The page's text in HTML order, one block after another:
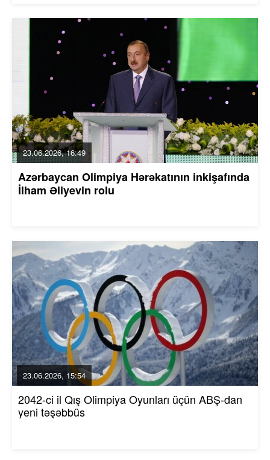
23.06.2026, 16:49
Azərbaycan Olimpiya Hərəkatının inkişafında
İlham Əliyevin rolu
23.06.2026, 15:54
2042-ci il Qış Olimpiya Oyunları üçün ABŞ-dan
yeni təşəbbüs